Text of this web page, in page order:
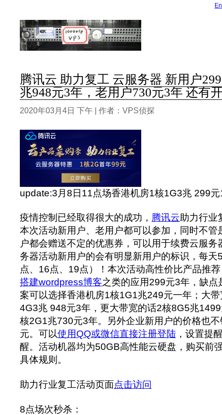
腾讯云 助力复工 云服务器 新用户
兆948元3年，老用户730元3年 还有
2020年03月4日 下午 | 作者：VPS侦探
update:3月8日11点场香港机房1核1G3兆 299
疫情控制已经取得很大的成功， 腾讯云助力行业
本次活动新用户、老用户都可以参加，同时不管
户都会赠送不定的优惠券，可以用于续费云服
务器活动新用户的会有明显新用户的标识，每
点、16点、19点）！本次活动高性价比产品推
搭建wordpress博客之类的应用299元3年，缺
案可以选择香港机房1核1G1兆249元一年；大
4G3兆 948元3年，更大带宽的话2核8G5兆
核2G1兆730元3年。另外企业新用户的价格也
元。可以使用QQ或微信直接注册登陆 ，设置提
醒。活动机器均为50GB高性能云硬盘，购买前
具体规则。
助力行业复工活动页面点击访问
8点场次秒杀：